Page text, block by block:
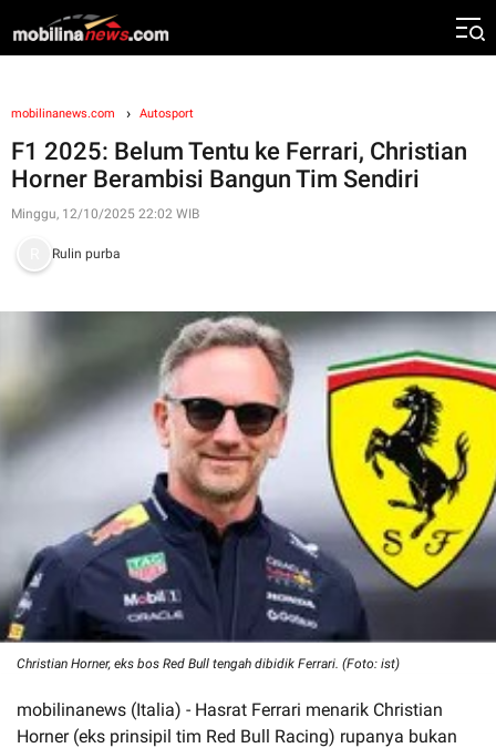
mobilinanews.com Autosport
F1 2025: Belum Tentu ke Ferrari, Christian
Horner Berambisi Bangun Tim Sendiri
Minggu, 12/10/2025 22:02 WIB
Rulin purba
Christian Horner, eks bos Red Bull tengah dibidik Ferrari. (Foto: ist)
mobilinanews (Italia) - Hasrat Ferrari menarik Christian
Horner (eks prinsipil tim Red Bull Racing) rupanya bukan